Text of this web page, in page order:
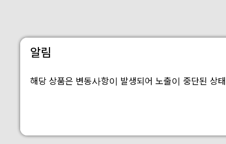
알림
해당 상품은 변동사항이 발생되어 노출이 중단된 상